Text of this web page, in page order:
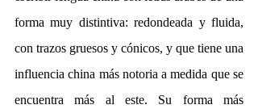
forma muy distintiva: redondeada y fluida,
con trazos gruesos y cónicos, y que tiene una
influencia china más notoria a medida que se
encuentra más al este. Su forma más